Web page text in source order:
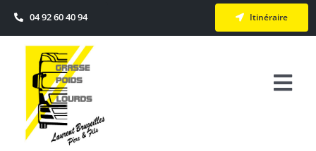
Passer
contenu
04 92 60 40 94 Itinéraire
Accueil